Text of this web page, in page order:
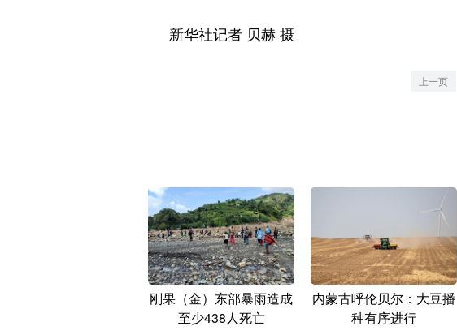
新华社记者 贝赫 摄
上一页
刚果（金）东部暴雨造成
至少438人死亡
内蒙古呼伦贝尔：大豆播
种有序进行